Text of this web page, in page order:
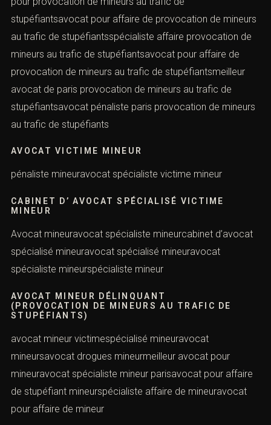
stupéfiantsavocat pour affaire de provocation de mineurs
au trafic de stupéfiantsspécialiste affaire provocation de
mineurs au trafic de stupéfiantsavocat pour affaire de
provocation de mineurs au trafic de stupéfiantsmeilleur
avocat de paris provocation de mineurs au trafic de
stupéfiantsavocat pénaliste paris provocation de mineurs
au trafic de stupéfiants
AVOCAT VICTIME MINEUR
pénaliste mineuravocat spécialiste victime mineur
CABINET D’ AVOCAT SPÉCIALISÉ VICTIME
MINEUR
Avocat mineuravocat spécialiste mineurcabinet d’avocat
spécialisé mineuravocat spécialisé mineuravocat
spécialiste mineurspécialiste mineur
AVOCAT MINEUR DÉLINQUANT
(PROVOCATION DE MINEURS AU TRAFIC DE
STUPÉFIANTS)
avocat mineur victimespécialisé mineuravocat
mineursavocat drogues mineurmeilleur avocat pour
mineuravocat spécialiste mineur parisavocat pour affaire
de stupéfiant mineurspécialiste affaire de mineuravocat
pour affaire de mineur